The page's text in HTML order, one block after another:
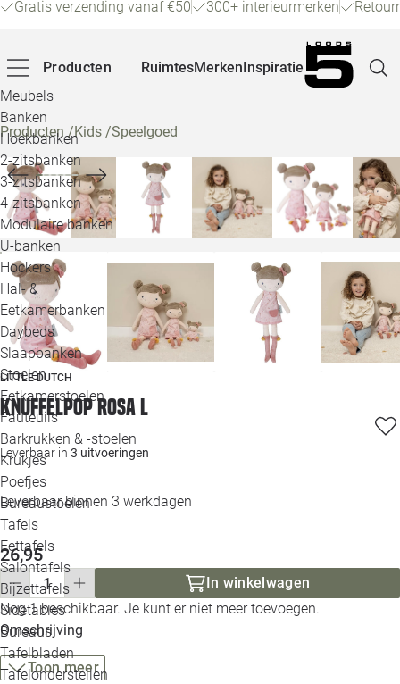
Gratis verzending vanaf €50 300+ interieurmerken
Producten
Meubels
Banken
Hoekbanken
2-zitsbanken
3-zitsbanken
4-zitsbanken
Modulaire banken
U-banken
Hockers
Hal- &
Eetkamerbanken
Daybeds
Slaapbanken
Stoelen
Eetkamerstoelen
Fauteuils
Barkrukken & -stoelen
Krukjes
Poefjes
Bureaustoelen
Tafels
Eettafels
Salontafels
Bijzettafels
Sidetables
Bureaus
Tafelbladen
Tafelonderstellen
RuimtesMerkenInspiratie
Producten/Kids /Speelgoed
LITTLE DUTCH
Knuffelpop Rosa L
Leverbaar in 3 uitvoeringen
Leverbaar binnen 3 werkdagen
26,95
In winkelwagen
Nog 1 beschikbaar. Je kunt er niet meer toevoegen.
Omschrijving
Toon meer